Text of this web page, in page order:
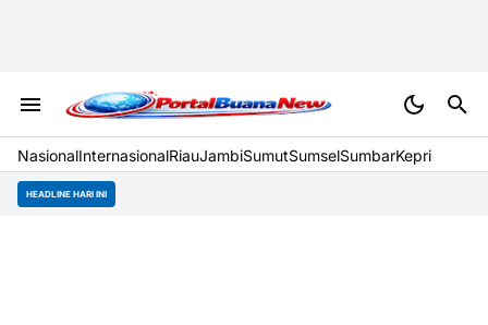
NasionalInternasionalRiauJambiSumutSumselSumbarKepri
HEADLINE HARI INI